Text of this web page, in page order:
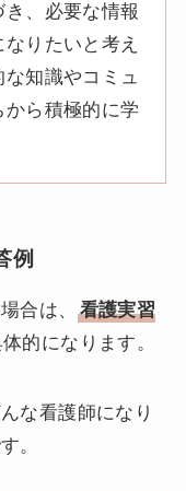
、必要な情報
りたいと考え
知識やコミュ
ら積極的に学
例
合は、
看護実習
的になります。
な看護師になり
。